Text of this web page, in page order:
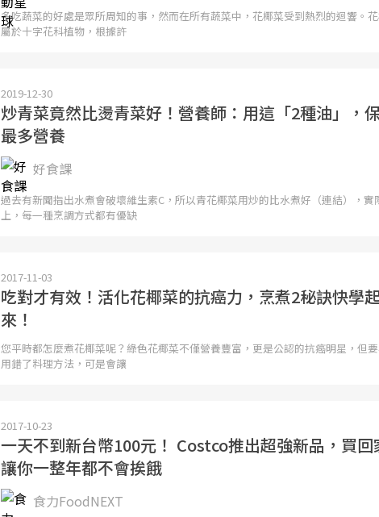
多吃蔬菜的好處是眾所周知的事，然而在所有蔬菜中，花椰菜受到熱烈的迴響。
屬於十字花科植物，根據許
2019-12-30
炒青菜竟然比燙青菜好！營養師：用這「2種油」，
最多營養
好食課
過去有新聞指出水煮會破壞維生素C，所以青花椰菜用炒的比水煮好（連結），實
上，每一種烹調方式都有優缺
2017-11-03
吃對才有效！活化花椰菜的抗癌力，烹煮2秘訣快學
來！
您平時都怎麼煮花椰菜呢？綠色花椰菜不僅營養豐富，更是公認的抗癌明星，但
用錯了料理方法，可是會讓
2017-10-23
一天不到新台幣100元！ Costco推出超強新品，買回
讓你一整年都不會挨餓
食力FoodNEXT